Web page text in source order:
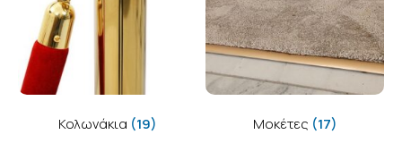
Κολωνάκια (19) Μοκέτες (17)